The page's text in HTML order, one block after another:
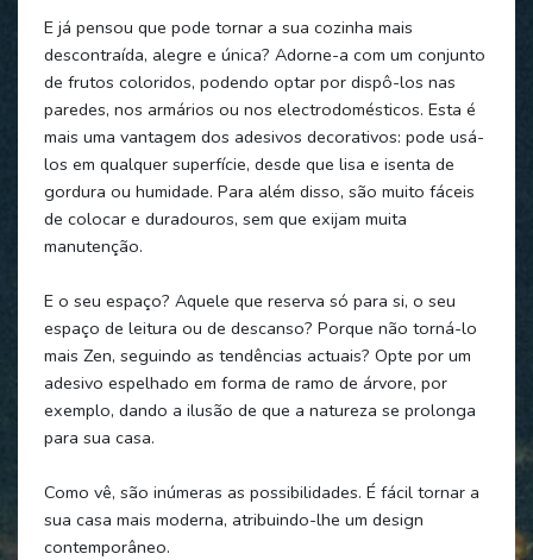
E já pensou que pode tornar a sua cozinha mais
descontraída, alegre e única? Adorne-a com um conjunto
de frutos coloridos, podendo optar por dispô-los nas
paredes, nos armários ou nos electrodomésticos. Esta é
mais uma vantagem dos adesivos decorativos: pode usá-
los em qualquer superfície, desde que lisa e isenta de
gordura ou humidade. Para além disso, são muito fáceis
de colocar e duradouros, sem que exijam muita
manutenção.
E o seu espaço? Aquele que reserva só para si, o seu
espaço de leitura ou de descanso? Porque não torná-lo
mais Zen, seguindo as tendências actuais? Opte por um
adesivo espelhado em forma de ramo de árvore, por
exemplo, dando a ilusão de que a natureza se prolonga
para sua casa.
Como vê, são inúmeras as possibilidades. É fácil tornar a
sua casa mais moderna, atribuindo-lhe um design
contemporâneo.